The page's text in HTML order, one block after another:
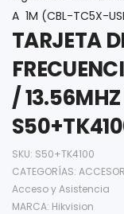
A 1M (CBL-TC5X-
TARJETA
/
SKU: S50+TK4100
CATEGORÍAS:
Acceso y Asistencia
MARCA: Hikvision